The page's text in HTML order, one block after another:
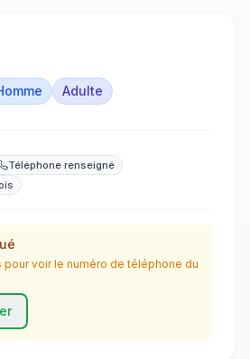
Adulte
Téléphone renseigné
voir le numéro de téléphone du